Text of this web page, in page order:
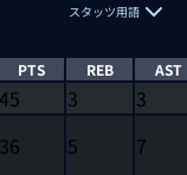
スタッツ用語
PTS REB AST
45 3
3
36 5
7